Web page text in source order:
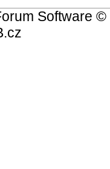
Software ©